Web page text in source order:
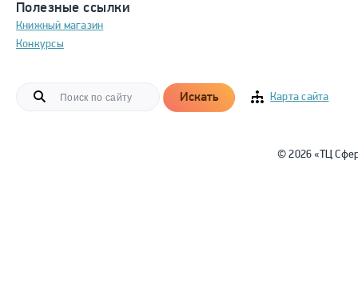
Полезные ссылки
Книжный магазин
Конкурсы
Искать Карта сайта
© 2026 «ТЦ